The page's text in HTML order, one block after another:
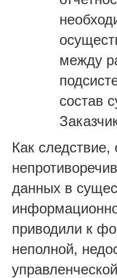
между
состав
Как следствие,
данных в
приводили к
неполной,